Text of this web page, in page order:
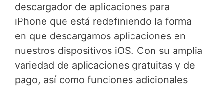
descargador de aplicaciones para
iPhone que está redefiniendo la forma
en que descargamos aplicaciones en
nuestros dispositivos iOS. Con su amplia
variedad de aplicaciones gratuitas y de
pago, así como funciones adicionales